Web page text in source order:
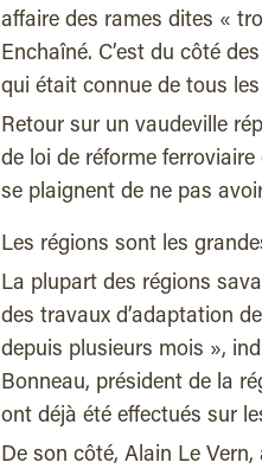
affaire des rames dites «
Enchaîné. C’est du côté
qui était connue de tous
Retour sur un vaudeville
de loi de réforme
se plaignent de ne pas
Les régions sont les
La plupart des régions
des travaux d’adaptation
depuis plusieurs mois »,
Bonneau, président de la
ont déjà été effectués sur
De son côté, Alain Le